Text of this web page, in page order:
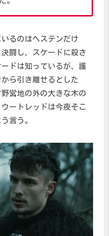
るのはヘステンだけ
闘し、スケードに殺さ
ドは知っているが、護
ら引き離せるとした
営地の外の大きな木の
ートレッドは今夜そこ
言う。